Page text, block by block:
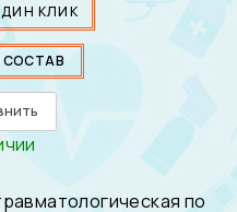
КЛИК
СОСТАВ